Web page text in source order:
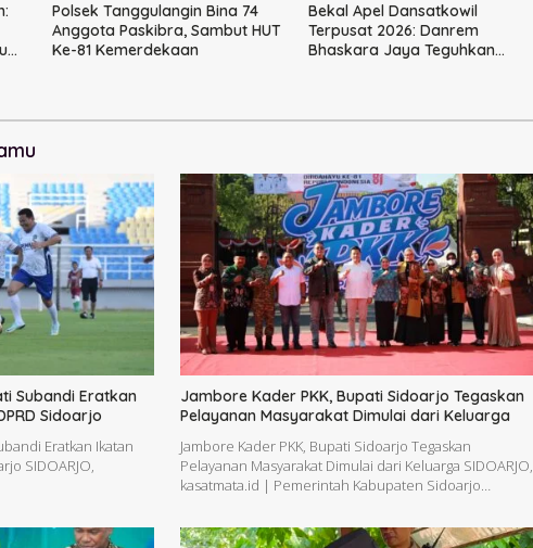
Polsek Tanggulangin Bina 74
Anggota Paskibra, Sambut HUT
Ke-81 Kemerdekaan
Bekal Apel Dansatkowil
Terpusat 2026: Danrem
Bhaskara Jaya Teguhkan
Subandi Eratkan
Sidoarjo
Eratkan Ikatan
SIDOARJO,
Jambore Kader PKK, Bupati Sidoarjo Tegaskan
Pelayanan Masyarakat Dimulai dari Keluarga
Jambore Kader PKK, Bupati Sidoarjo Tegaskan
Pelayanan Masyarakat Dimulai dari Keluarga SIDOARJO,
kasatmata.id | Pemerintah Kabupaten Sidoarjo…